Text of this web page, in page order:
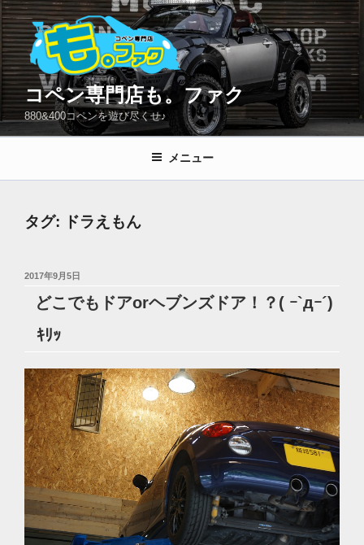
コ
ン
テ
ン
ツ
へ
ス
プ
コペン専門店も。ファク
880&400コペンを遊び尽くせ♪
メニュー
タグ: ドラえもん
投
2017年9月5日
どこでもドアorヘブンズドア！？( ｰ`дｰ´)
ｷﾘｯ